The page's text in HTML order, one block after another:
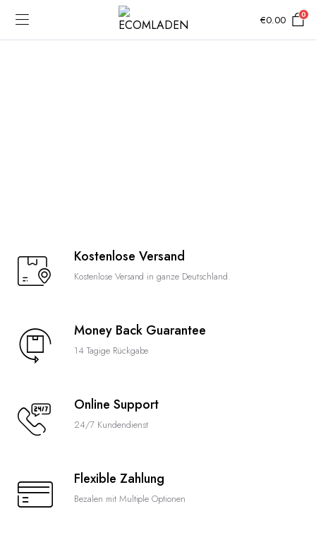
€0.00 0
Kostenlose Versand
Kostenlose Versand in ganze Deutschland.
Money Back Guarantee
14 Tagige Rückgabe
Online Support
24/7 Kundendienst
Flexible Zahlung
Bezalen mit Multiple Optionen